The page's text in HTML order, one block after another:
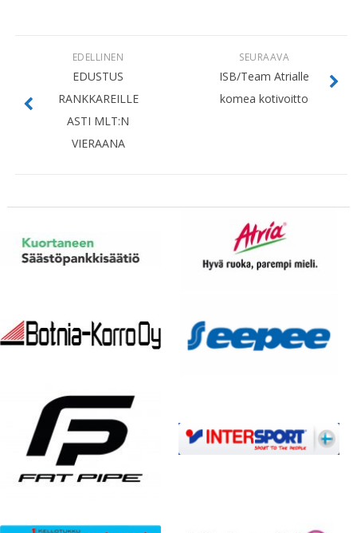
SEURAAVA
ISB/Team Atrialle
komea kotivoitto
EDELLINEN
EDUSTUS
RANKKAREILLE
ASTI MLT:N
VIERAANA